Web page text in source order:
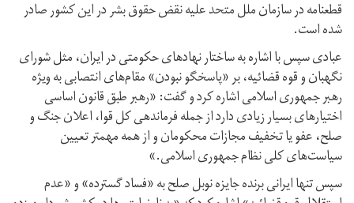
قطعنامه در سازمان ملل متحد علیه نقض حقوق بشر در این کشور صادر
شده است.
عبادی سپس با اشاره به ساختار نهادهای حکومتی در ایران، مثل شورای
نگهبان و قوه قضائیه، بر «پاسخگو نبودن» مقام‌های انتصابی به ویژه
رهبر جمهوری اسلامی اشاره کرد و گفت: «رهبر طبق قانون اساسی
اختیارهای بسیار زیادی دارد از جمله فرماندهی کل قوا، اعلان جنگ و
صلح، عفو یا تخفیف مجازات محکومان و از همه مهمتر تعیین
سیاست‌های کلی نظام جمهوری اسلامی.»
سپس تنها ایرانی برنده جایزه نوبل صلح به «فساد گسترده» و «عدم